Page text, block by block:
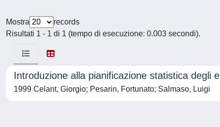
Mostra
records
Risultati 1 - 1 di 1 (tempo di esecuzione: 0.003 secondi).
Introduzione alla pianificazione statistica degli
1999 Celant, Giorgio; Pesarin, Fortunato; Salmaso, Luigi